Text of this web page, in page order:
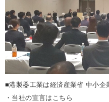
■港製器工業は経済産業省 中小
・当社の宣言はこちら